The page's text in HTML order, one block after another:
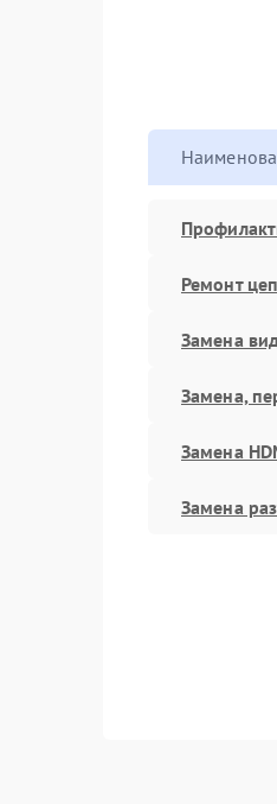
Ремонт
Замена
Замена,
Замена
Замена